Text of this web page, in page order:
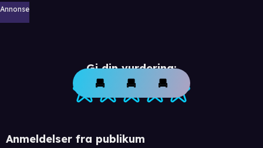
Annonse
Gi din vurdering:
Anmeldelser fra publikum